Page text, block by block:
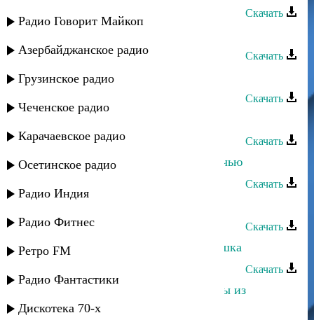
Радио Говорит Майкоп
Азербайджанское радио
Грузинское радио
Чеченское радио
Карачаевское радио
Осетинское радио
Радио Индия
Радио Фитнес
Ретро FM
Радио Фантастики
Дискотека 70-х
Скачать
Скачать
Загидат Муслимова - Шинанай
Скачать
Скачать
Загидат Муслимова - Однажды ночью
Скачать
Скачать
Загидат Муслимова - Ах, эта девушка
Скачать
Загидат Муслимова и Зарипат - Мы из
Хосреха